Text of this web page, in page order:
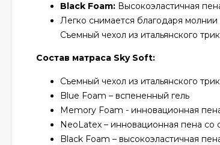
Black Foam: Высокоэластичная
Легко снимается благодаря молнии
Съемный чехол из итальянского
Состав матраса Sky Soft:
Съемный чехол из итальянского
Blue Foam – вспененный гель
Memory Foam - инновационная
NeoLatex – инновационная пена со
Black Foam – высокоэластичная